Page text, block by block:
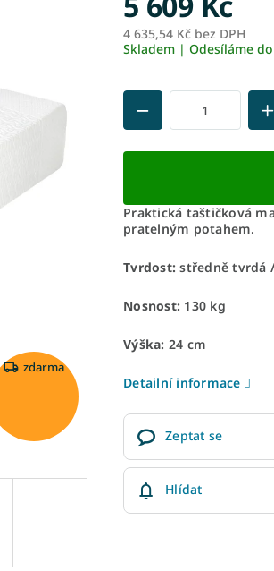
zdarma
4 635,54 Kč bez DPH
Skladem | Odesíláme
Praktická taštičková
pratelným potahem.
Tvrdost: středně tvrdá
Nosnost: 130 kg
Výška: 24 cm
Detailní informace
Zeptat se
Hlídat